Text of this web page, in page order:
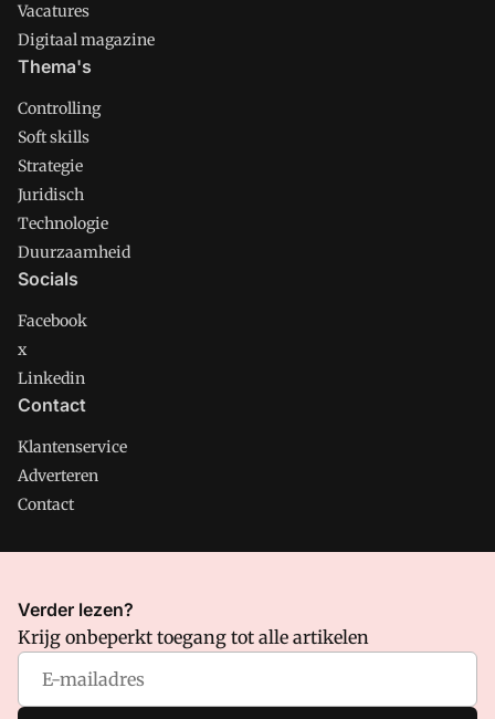
Vacatures
Digitaal magazine
Thema's
Controlling
Soft skills
Strategie
Juridisch
Technologie
Duurzaamheid
Socials
Facebook
x
Linkedin
Contact
Klantenservice
Adverteren
Contact
CMweb is onderdeel van VMN media. Lees in
waar VMN media voor staat. Op gebruik van deze site zijn de
volgende regelingen van toepassing:Algemene Voorwaarden
Privacy en Cookie beleid
Verder lezen?
Krijg onbeperkt toegang tot alle artikelen